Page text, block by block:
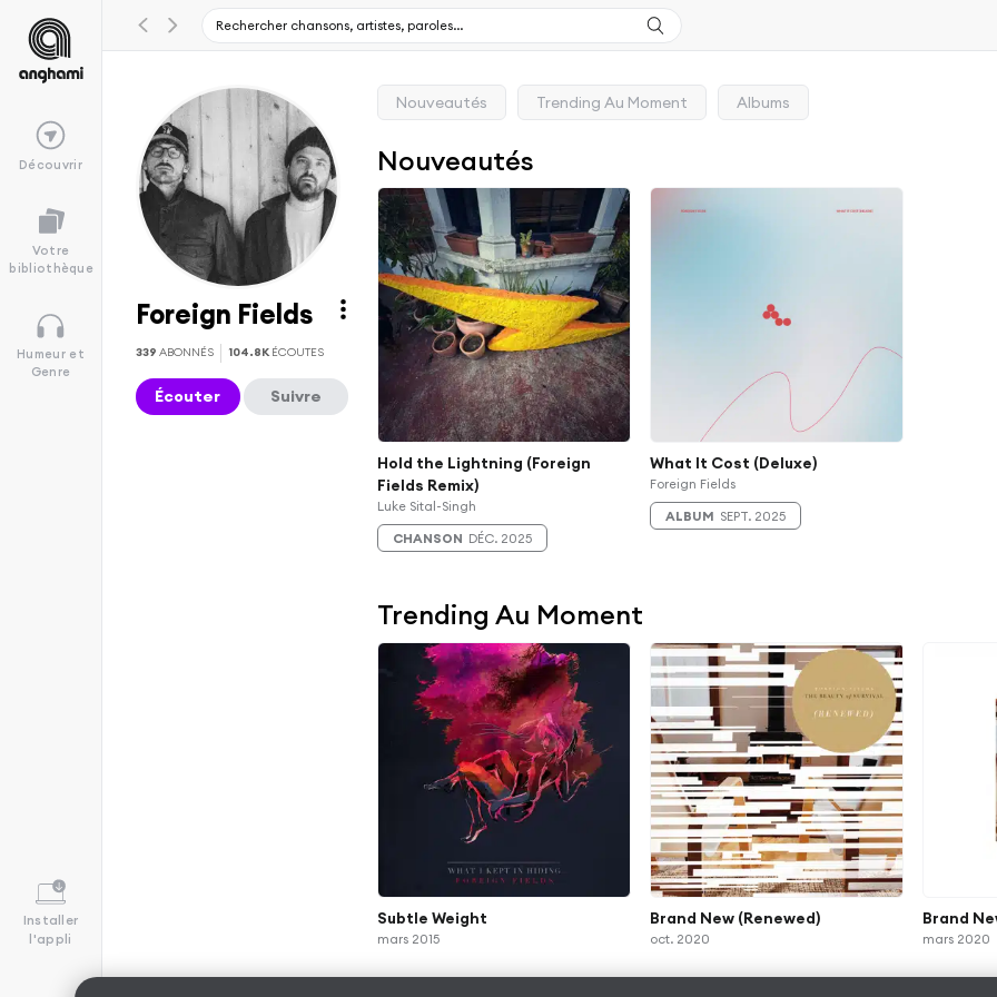
Découvrir
Votre
bibliothèque
Humeur et
Genre
Installer
l'appli
Foreign Fields
339 ABONNÉS 104.8K ÉCOUTES
Écouter Suivre
Nouveautés Trending Au Moment Albums
Nouveautés
Hold the Lightning (Foreign
Fields Remix)
Luke Sital-Singh
CHANSON DÉC. 2025
What It Cost (Deluxe)
Foreign Fields
ALBUM SEPT. 2025
Trending Au Moment
Subtle Weight
mars 2015
Brand New (Renewed)
oct. 2020
Brand
mars 2020